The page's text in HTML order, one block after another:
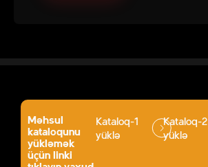
Məhsul
kataloqunu
yükləmək
üçün linki
Kataloq-1
yüklə
Kataloq-2
yüklə